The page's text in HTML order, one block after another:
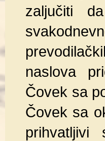
zaljučiti
naslova
Čovek sa
Čovek sa
prihvatljivi